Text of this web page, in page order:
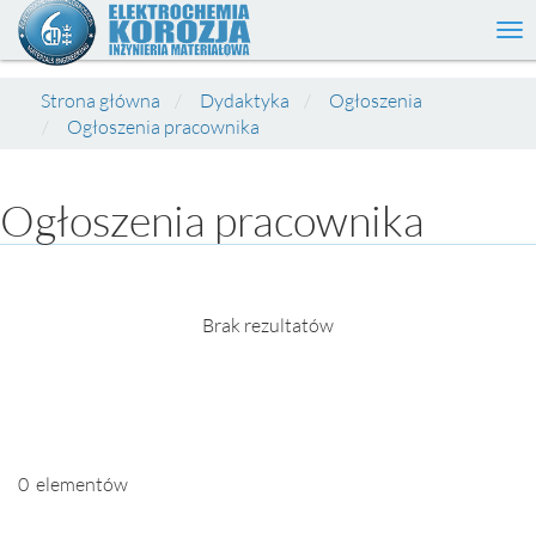
Strona główna
Dydaktyka
Ogłoszenia
Ogłoszenia pracownika
Ogłoszenia pracownika
Brak rezultatów
0 elementów